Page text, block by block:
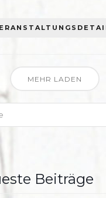
MEHR LADEN
Beiträge